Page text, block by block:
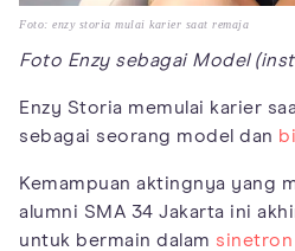
Foto: enzy storia mulai karier saat remaja
Foto Enzy sebagai Model
Enzy Storia memulai karier
sebagai seorang model dan
Kemampuan aktingnya yang
alumni SMA 34 Jakarta ini
untuk bermain dalam sinetron